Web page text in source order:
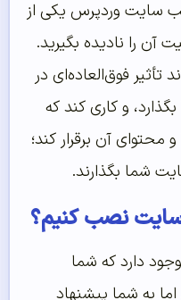
سایت وردپرس یکی از
آن را نادیده بگیرید.
فوق‌العاده‌ای در
و کاری کند که
محتوای آن برقرار کند؛
شما بگذارند.
نصب کنیم؟
دارد که شما
به شما پیشنهاد